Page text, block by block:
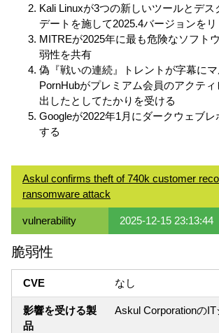
Kali Linuxが3つの新しいツールとデ
デートを施して2025.4バージョンをリ
MITREが2025年に最も危険なソフト
弱性を共有
偽『戦いの連続』トレントが字幕にマ
PornHubがプレミアム会員のアクテ
出したとしてたかりを受ける
Googleが2022年1月にダークウェブレ
する
Askul confirms theft of 740k customer
ransomware attack
vulnerability 2025-12-15 23:13:44
脆弱性
CVE なし
影響を受ける製
品
Askul CorporationのIT